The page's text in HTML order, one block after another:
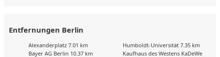
Entfernungen Berlin
Alexanderplatz 7.01 km
Bayer AG Berlin 10.37 km
Humboldt-Universität 7.35 km
Kaufhaus des Westens KaDeWe